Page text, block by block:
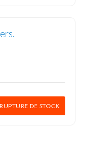
RUPTURE DE STOCK